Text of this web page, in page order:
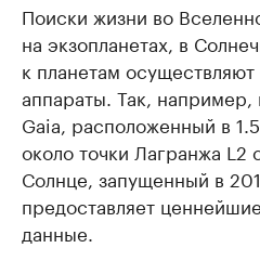
Поиски жизни во
на экзопланетах, в
к планетам
аппараты. Так, например,
Gaia, расположенный в
около точки Лагранжа L2
Солнце, запущенный в
предоставляет
данные.